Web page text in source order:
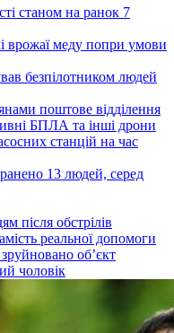
станом на ранок 7
врожаї меду попри умови
безпілотником людей
поштове відділення
БПЛА та інші дрони
станцій на час
13 людей, серед
після обстрілів
реальної допомоги
об’єкт
чоловік